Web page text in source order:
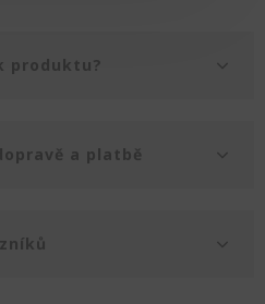
produktu?
a platbě